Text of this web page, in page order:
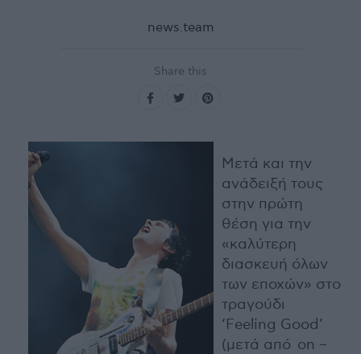
news.team
Share this
Μετά και την
ανάδειξή τους
στην πρώτη
θέση για την
«καλύτερη
διασκευή όλων
των εποχών» στο
τραγούδι
‘Feeling Good’
(μετά από on –